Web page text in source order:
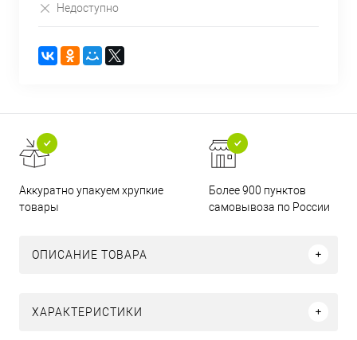
Недоступно
Аккуратно упакуем хрупкие
товары
Более 900 пунктов
самовывоза по России
ОПИСАНИЕ ТОВАРА
ХАРАКТЕРИСТИКИ